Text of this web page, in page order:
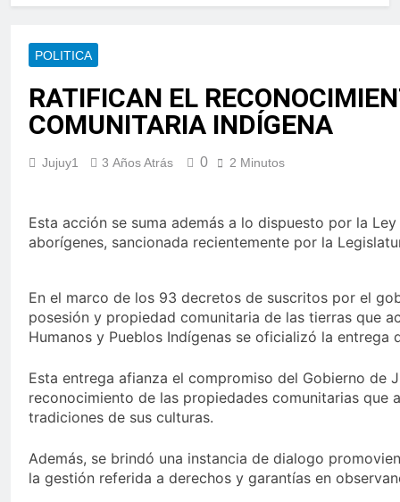
POLITICA
RATIFICAN EL
COMUNITARIA INDÍGENA
Jujuy1 3 Años Atrás 0 2 Minutos
Esta acción se suma además a lo dispuesto por la
aborígenes, sancionada recientemente por la
En el marco de los 93 decretos de suscritos por el
posesión y propiedad comunitaria de las tierras que
Humanos y Pueblos Indígenas se oficializó la
Esta entrega afianza el compromiso del Gobierno
reconocimiento de las propiedades comunitarias que
tradiciones de sus culturas.
Además, se brindó una instancia de dialogo
la gestión referida a derechos y garantías en